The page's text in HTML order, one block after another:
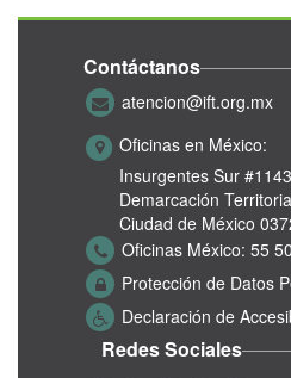
Contáctanos
atencion@ift.org.mx
Oficinas en México:
Insurgentes Sur
Demarcación
Ciudad de México
Oficinas México: 55
Protección de Datos
Declaración de
Redes Sociales